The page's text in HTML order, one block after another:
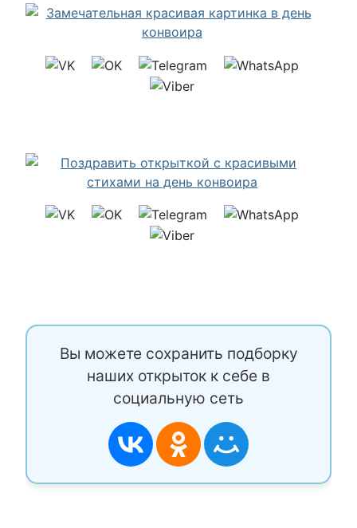
Вы можете сохранить подборку
наших открыток к себе в
социальную сеть